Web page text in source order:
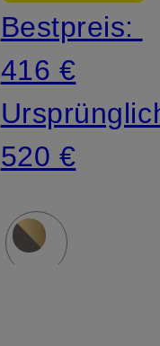
Bestpreis:
416 €
520 €